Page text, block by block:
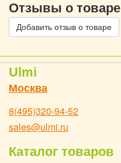
Отзывы о товаре
Добавить отзыв о товаре
Ulmi
Москва
8(495)320-94-52
sales@ulmi.ru
Каталог товаров